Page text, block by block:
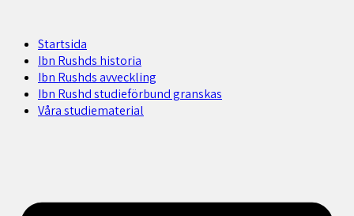
Startsida
Ibn Rushds historia
Ibn Rushds avveckling
Ibn Rushd studieförbund granskas​
Våra studiematerial